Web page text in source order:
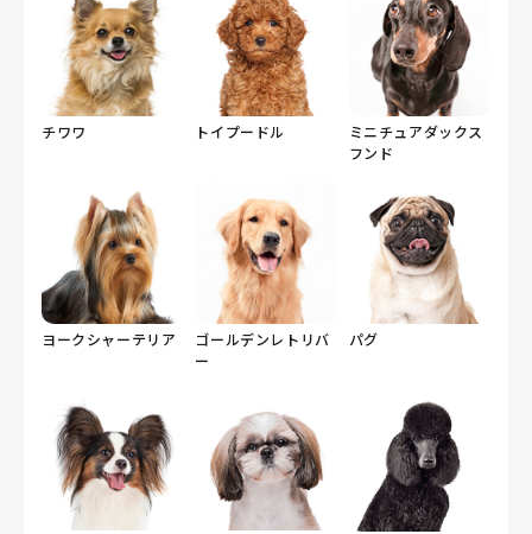
チワワ トイプードル
ミニチュアダックス
フンド
ヨークシャーテリア
ゴールデンレトリバ
ー
パグ